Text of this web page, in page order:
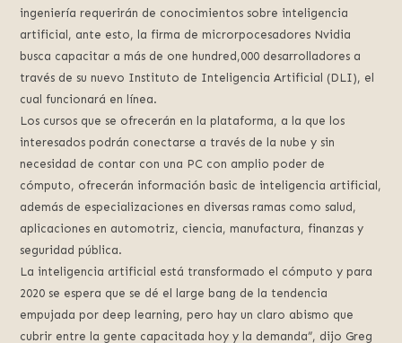
la
inteligencia
ingeniería requerirán de conocimientos sobre inteligencia
artificial, ante esto, la firma de microrpocesadores Nvidia
busca capacitar a más de one hundred,000 desarrolladores a
través de su nuevo Instituto de Inteligencia Artificial (DLI), el
cual funcionará en línea.
Los cursos que se ofrecerán en la plataforma, a la que los
interesados podrán conectarse a través de la nube y sin
necesidad de contar con una PC con amplio poder de
cómputo, ofrecerán información basic de inteligencia artificial,
además de especializaciones en diversas ramas como salud,
aplicaciones en automotriz, ciencia, manufactura, finanzas y
seguridad pública.
La inteligencia artificial está transformado el cómputo y para
2020 se espera que se dé el large bang de la tendencia
empujada por deep learning, pero hay un claro abismo que
cubrir entre la gente capacitada hoy y la demanda”, dijo Greg